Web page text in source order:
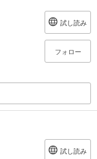
試し読み
フォロー
試し読み